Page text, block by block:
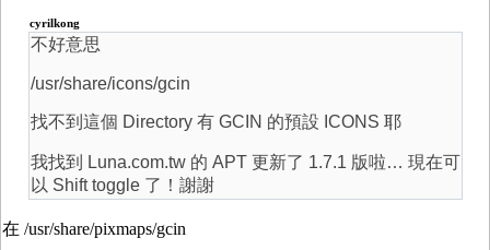
cyrilkong
不好意思
/usr/share/icons/gcin
找不到這個 Directory 有 GCIN 的預設 ICONS 耶
我找到 Luna.com.tw 的 APT 更新了 1.7.1 版啦… 現在可
以 Shift toggle 了！謝謝
在 /usr/share/pixmaps/gcin